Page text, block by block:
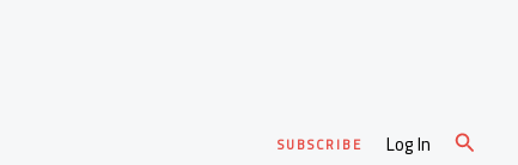
SUBSCRIBE Log In Cari